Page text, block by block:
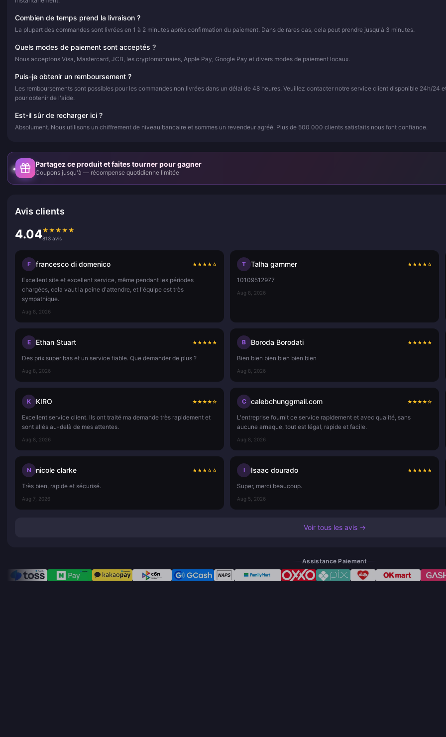
Combien de temps prend la livraison ?
La plupart des commandes sont livrées en 1 à 2 minutes après confirmation du paiement. Dans de rares cas, cela peut prendre jusqu'à 3 minutes.
Quels modes de paiement sont acceptés ?
Nous acceptons Visa, Mastercard, JCB, les cryptomonnaies, Apple Pay, Google Pay et divers modes de paiement locaux.
Puis-je obtenir un remboursement ?
Les remboursements sont possibles pour les commandes non livrées dans un délai de 48 heures. Veuillez contacter notre service client disponible 24h/24
pour obtenir de l'aide.
Est-il sûr de recharger ici ?
Absolument. Nous utilisons un chiffrement de niveau bancaire et sommes un revendeur agréé. Plus de 500 000 clients satisfaits nous font confiance.
Partagez ce produit et faites tourner pour gagner
Coupons jusqu'à — récompense quotidienne limitée
Avis clients
4.04★ ★ ★ ★ ★
813 avis
F francesco di domenico ★★★★☆
Excellent site et excellent service, même pendant les périodes
chargées, cela vaut la peine d'attendre, et l'équipe est très
sympathique.
Aug 8, 2026
T Talha gammer ★★★★☆
10109512977
Aug 8, 2026
E Ethan Stuart ★★★★★
Des prix super bas et un service fiable. Que demander de plus ?
Aug 8, 2026
B Boroda Borodati ★★★★★
Bien bien bien bien bien bien
Aug 8, 2026
K KIRO ★★★★☆
Excellent service client. Ils ont traité ma demande très rapidement et
sont allés au-delà de mes attentes.
Aug 8, 2026
C calebchunggmail.com ★★★★☆
L'entreprise fournit ce service rapidement et avec qualité, sans
aucune arnaque, tout est légal, rapide et facile.
Aug 8, 2026
N nicole clarke ★★★☆☆
Très bien, rapide et sécurisé.
Aug 7, 2026
I Isaac dourado ★★★★★
Super, merci beaucoup.
Aug 5, 2026
Voir tous les avis →
Assistance Paiement